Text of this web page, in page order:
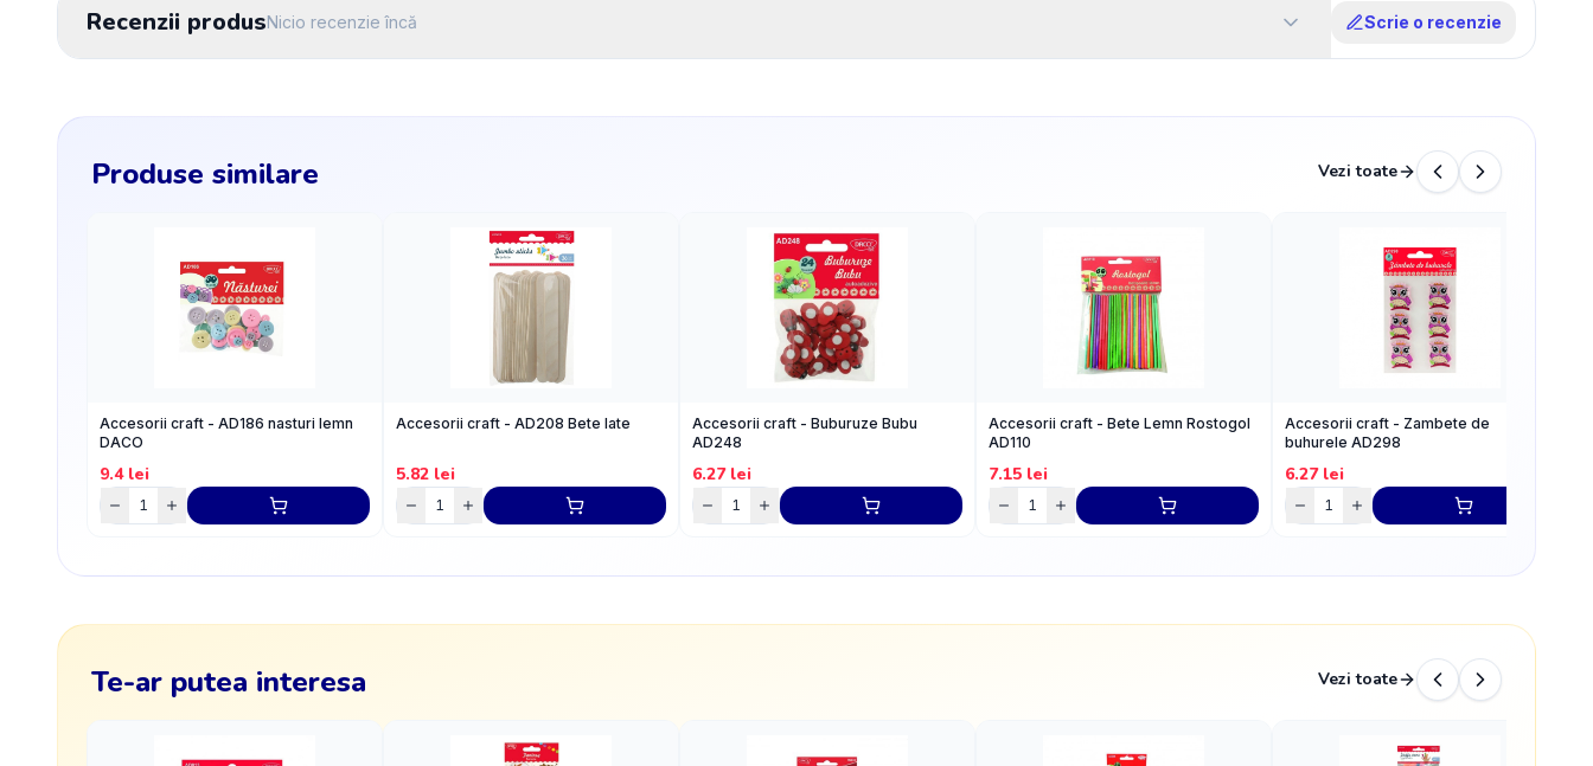
Recenzii produsNicio recenzie încă Scrie o recenzie
Produse similare Vezi toate
Accesorii craft - AD186 nasturi lemn
DACO
9.4lei
Accesorii craft - AD208 Bete late
5.82 lei
Accesorii craft - Buburuze Bubu
AD248
6.27lei
Accesorii craft - Bete Lemn Rostogol
AD110
7.15 lei
Accesorii craft - Zambete de
buhurele AD298
6.27lei
Te-ar putea interesa Vezi toate